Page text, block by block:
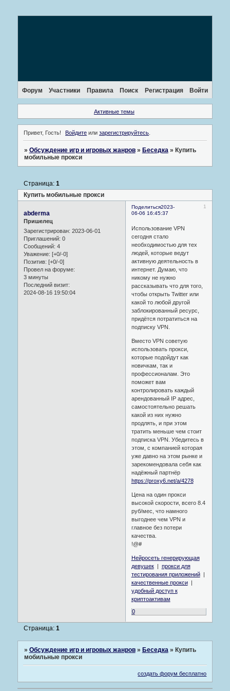
Форум Участники Правила Поиск Регистрация Войти
Активные темы
Привет, Гость! Войдите илизарегистрируйтесь
» Обсуждение игр и игровых жанров » Беседка » Купить
мобильные прокси
Купить мобильные прокси
Страница: 1
Поделиться 1
2023-
06-06 16:45:37
abderma
Пришелец
Зарегистрирован: 2023-06-01
Приглашений: 0
Сообщений: 4
Уважение: [+0/-0]
Позитив: [+0/-0]
Провел на форуме:
3 минуты
Последний визит:
2024-08-16 19:50:04
Использование VPN
сегодня стало
необходимостью для тех
людей, которые ведут
активную деятельность в
интернет. Думаю, что
никому не нужно
рассказывать что для того,
чтобы открыть Twitter или
какой то любой другой
заблокированный ресурс,
придётся потратиться на
подписку VPN.
Вместо VPN советую
использовать прокси,
которые подойдут как
новичкам, так и
профессионалам. Это
поможет вам
контролировать каждый
арендованный IP адрес,
самостоятельно решать
какой из них нужно
продлять, и при этом
тратить меньше чем стоит
подписка VPN. Убедитесь в
этом, с компанией которая
уже давно на этом рынке и
зарекомендовала себя как
надёжный партнёр
https://proxy6.net/a/4278
Цена на один прокси
высокой скорости, всего 8.4
руб/мес, что намного
выгоднее чем VPN и
главное без потери
качества.
!@#
Нейросеть генерирующая
девушек| прокси для
тестирования приложений|
качественные прокси|
удобный доступ к
криптоактивам
0
Страница: 1
» Обсуждение игр и игровых жанров » Беседка » Купить
мобильные прокси
создать форум бесплатно